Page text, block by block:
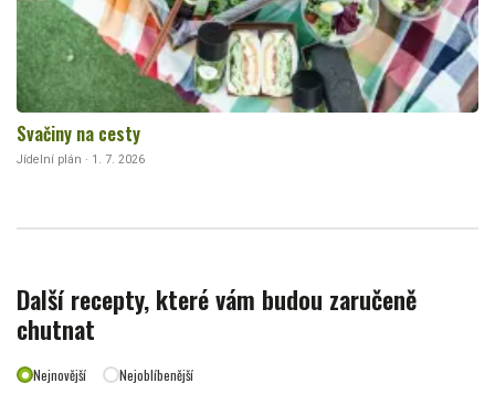
Svačiny na cesty
Jídelní plán · 1. 7. 2026
Další recepty, které vám budou zaručeně
chutnat
Nejnovější Nejoblíbenější